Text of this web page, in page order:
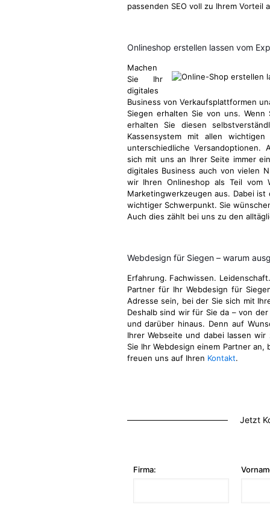
passenden SEO voll zu Ihrem Vorteil
Onlineshop erstellen lassen vom
Machen
Sie Ihr
digitales
Business von Verkaufsplattformen
Siegen erhalten Sie von uns.
erhalten Sie diesen
Kassensystem mit allen
unterschiedliche
sich mit uns an Ihrer Seite immer
digitales Business auch von vielen
wir Ihren Onlineshop als Teil vom
Marketingwerkzeugen aus. Dabei ist
wichtiger Schwerpunkt. Sie
Auch dies zählt bei uns zu den
Webdesign für Siegen – warum
Erfahrung. Fachwissen.
Partner für Ihr Webdesign für
Adresse sein, bei der Sie sich mit
Deshalb sind wir für Sie da – von
und darüber hinaus. Denn auf
Ihrer Webseite und dabei lassen
Sie Ihr Webdesign einem Partner
freuen uns auf Ihren Kontakt.
Jetzt
Firma: